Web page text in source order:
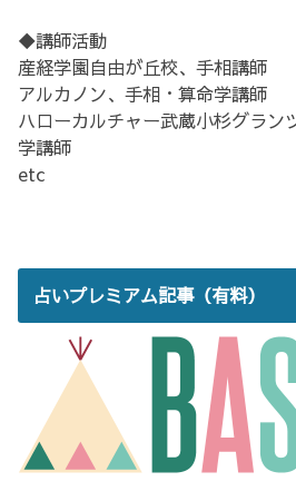
◆講師活動
産経学園自由が丘校、手相講師
アルカノン、手相・算命学講師
ハローカルチャー武蔵小杉グラン
学講師
etc
占いプレミアム記事（有料）